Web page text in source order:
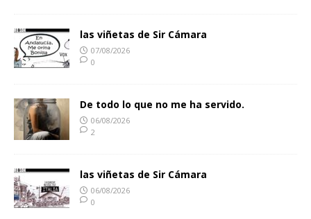
las viñetas de Sir Cámara
07/08/2026
0
De todo lo que no me ha servido.
06/08/2026
2
las viñetas de Sir Cámara
06/08/2026
0